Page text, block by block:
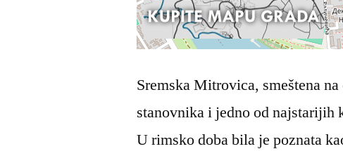
Sremska Mitrovica, smeštena
stanovnika i jedno od najstarijih
U rimsko doba bila je poznata